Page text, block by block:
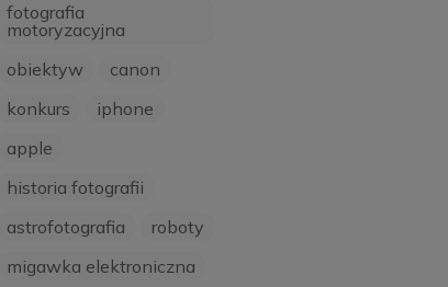
fotografia
motoryzacyjna
obiektyw
canon
konkurs
iphone
apple
historia fotografii
astrofotografia
roboty
migawka elektroniczna